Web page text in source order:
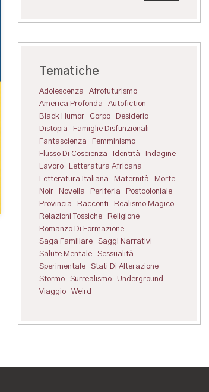
Tematiche
Adolescenza
Afrofuturismo
America Profonda
Autofiction
Black Humor
Corpo
Desiderio
Distopia
Famiglie Disfunzionali
Fantascienza
Femminismo
Flusso Di Coscienza
Identità
Indagine
Lavoro
Letteratura Africana
Letteratura Italiana
Maternità
Morte
Noir
Novella Periferia
Postcoloniale
Provincia
Racconti
Realismo Magico
Relazioni Tossiche
Religione
Romanzo Di Formazione
Saga Familiare
Saggi Narrativi
Salute Mentale
Sessualità
Sperimentale
Stati Di Alterazione
Stormo
Surrealismo
Underground
Viaggio
Weird